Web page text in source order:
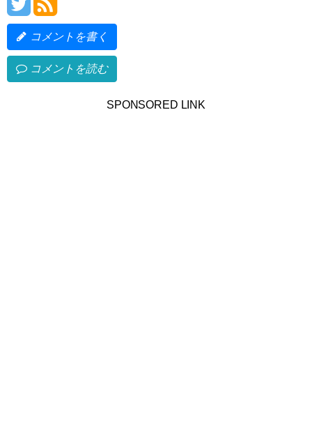
コメントを書く
コメントを読む
SPONSORED LINK